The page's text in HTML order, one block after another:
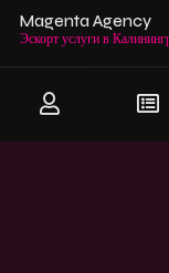
Magenta Agency
Эскорт услуги в